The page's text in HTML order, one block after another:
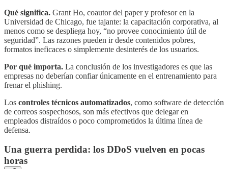
Qué significa. Grant Ho, coautor del paper y profesor en la
Universidad de Chicago, fue tajante: la capacitación corporativa, al
menos como se despliega hoy, “no provee conocimiento útil de
seguridad”. Las razones pueden ir desde contenidos pobres,
formatos ineficaces o simplemente desinterés de los usuarios.
Por qué importa. La conclusión de los investigadores es que las
empresas no deberían confiar únicamente en el entrenamiento para
frenar el phishing.
Los controles técnicos automatizados, como software de detección
de correos sospechosos, son más efectivos que delegar en
empleados distraídos o poco comprometidos la última línea de
defensa.
Una guerra perdida: los DDoS vuelven en pocas
horas